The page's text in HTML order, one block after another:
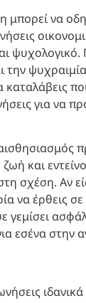
μπορεί να
την
για να
και
σχέση. Αν
να έρθεις
γεμίσει
εσένα στην